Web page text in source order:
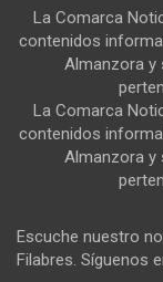
La Comarca
contenidos
Almanzora y
La Comarca
contenidos
Almanzora y
Escuche nuestro
Filabres. Síguenos